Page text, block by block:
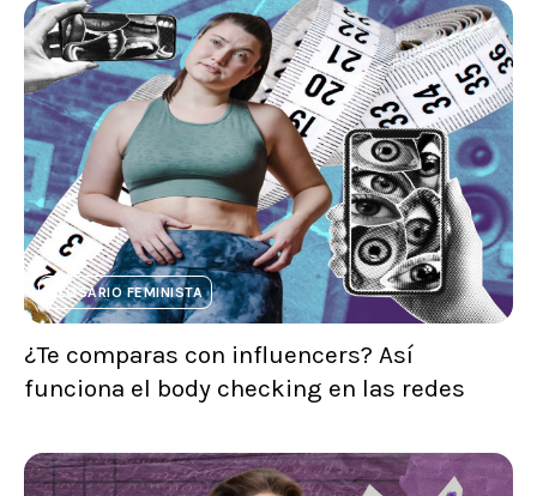
GLOSARIO FEMINISTA
¿Te comparas con influencers? Así
funciona el body checking en las redes